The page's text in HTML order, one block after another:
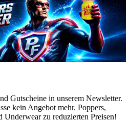
Gutscheine in unserem Newsletter.
kein Angebot mehr. Poppers,
zu reduzierten Preisen!